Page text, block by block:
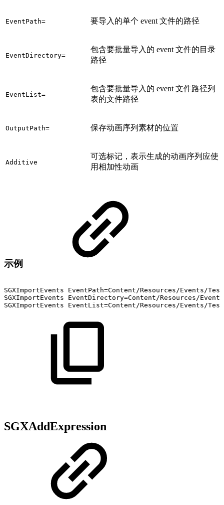
EventPath= 要导入的单个 event 文件的路径
EventDirectory=
包含要批量导入的 event 文件的目录
路径
EventList=
包含要批量导入的 event 文件路径列
表的文件路径
OutputPath= 保存动画序列素材的位置
Additive
可选标记，表示生成的动画序列应使
用相加性动画
示例
SGXImportEvents
EventPath=Content/Resources/Events/
SGXImportEvents
EventDirectory=Content/Resources/
SGXImportEvents
EventList=Content/Resources/Events/
SGXAddExpression